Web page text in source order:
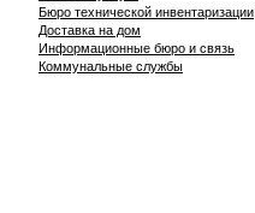
Бюро технической инвентаризации
Доставка на дом
Информационные бюро и связь
Коммунальные службы